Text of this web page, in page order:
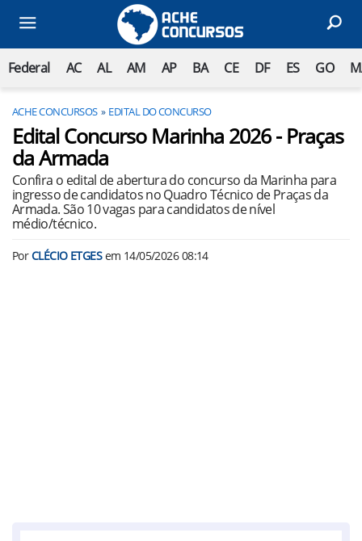
Federal AC AL AM AP BA CE DF ES GO
ACHE CONCURSOS EDITAL DO CONCURSO
Edital Concurso Marinha 2026 - Praças
da Armada
Confira o edital de abertura do concurso da Marinha para
ingresso de candidatos no Quadro Técnico de Praças da
Armada. São 10 vagas para candidatos de nível
médio/técnico.
PorCLÉCIO ETGESem 14/05/2026 08:14